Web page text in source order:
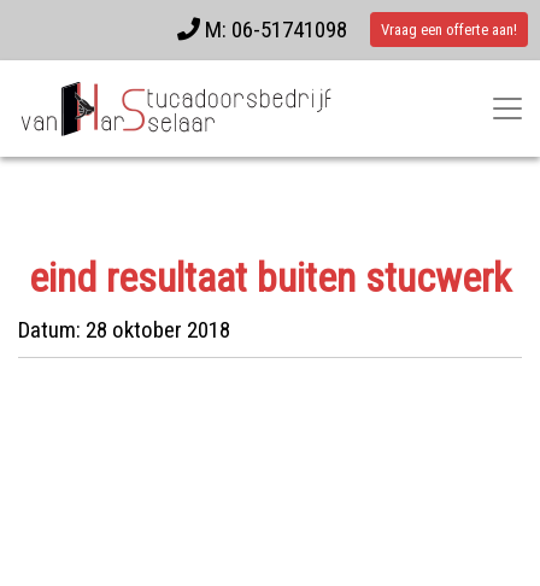
Vraag een offerte aan!
M: 06-51741098
eind resultaat buiten stucwerk
Datum: 28 oktober 2018